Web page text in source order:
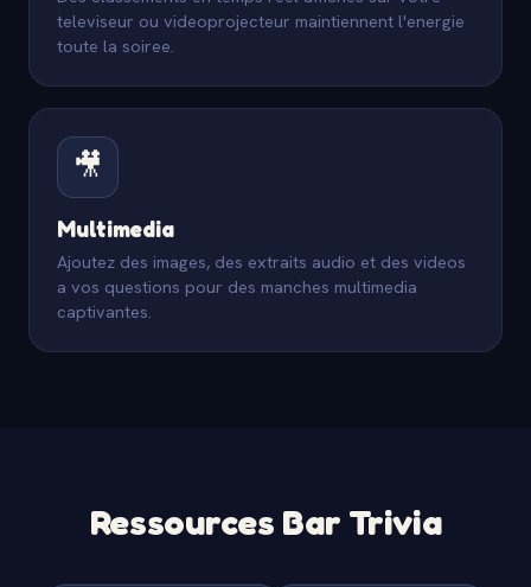
televiseur ou videoprojecteur maintiennent l'energie
toute la soiree.
🎥
Multimedia
Ajoutez des images, des extraits audio et des videos
a vos questions pour des manches multimedia
captivantes.
Ressources Bar Trivia